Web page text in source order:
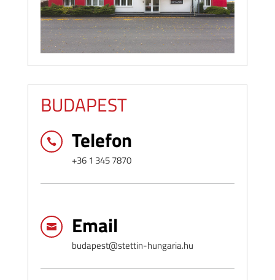
BUDAPEST
 Telefon
+36 1 345 7870
 Email
budapest@stettin-hungaria.hu